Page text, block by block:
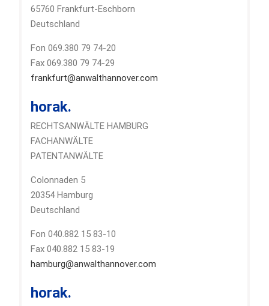
65760 Frankfurt-Eschborn
Deutschland
Fon 069.380 79 74-20
Fax 069.380 79 74-29
frankfurt@anwalthannover.com
horak.
RECHTSANWÄLTE HAMBURG
FACHANWÄLTE
PATENTANWÄLTE
Colonnaden 5
20354 Hamburg
Deutschland
Fon 040.882 15 83-10
Fax 040.882 15 83-19
hamburg@anwalthannover.com
horak.